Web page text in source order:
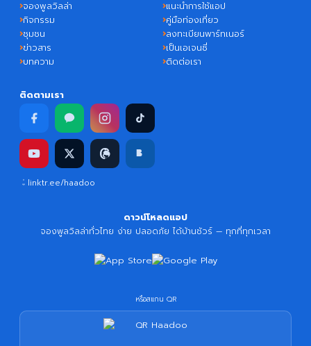
จองพูลวิลล่า
กิจกรรม
ชุมชน
ข่าวสาร
บทความ
แนะนำการใช้แอป
คู่มือท่องเที่ยว
ลงทะเบียนพาร์ทเนอร์
เป็นเอเจนซี่
ติดต่อเรา
ติดตามเรา
linktr.ee/haadoo
ดาวน์โหลดแอป
จองพูลวิลล่าทั่วไทย ง่าย ปลอดภัย ได้บ้านชัวร์ — ทุกที่ทุกเวลา
หรือสแกน QR